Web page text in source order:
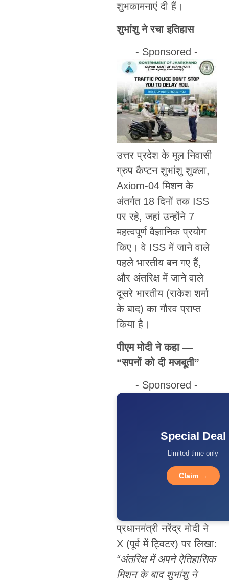
शुभकामनाएं दी हैं।
शुभांशु ने रचा इतिहास
- Sponsored -
उत्तर प्रदेश के मूल निवासी
ग्रुप कैप्टन शुभांशु शुक्ला,
Axiom-04 मिशन के
अंतर्गत 18 दिनों तक ISS
पर रहे, जहां उन्होंने 7
महत्वपूर्ण वैज्ञानिक प्रयोग
किए। वे ISS में जाने वाले
पहले भारतीय बन गए हैं,
और अंतरिक्ष में जाने वाले
दूसरे भारतीय (राकेश शर्मा
के बाद) का गौरव प्राप्त
किया है।
पीएम मोदी ने कहा —
“सपनों को दी मजबूती”
- Sponsored -
Special Deal
Limited time only
Claim →
प्रधानमंत्री नरेंद्र मोदी ने
X (पूर्व में ट्विटर) पर लिखा:
“अंतरिक्ष में अपने ऐतिहासिक
मिशन के बाद शुभांशु ने